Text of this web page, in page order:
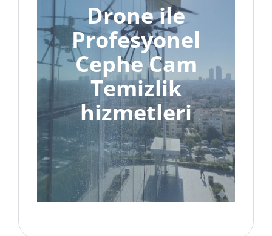
Drone ile
Profesyonel
Cephe Cam
Temizlik
hizmetleri